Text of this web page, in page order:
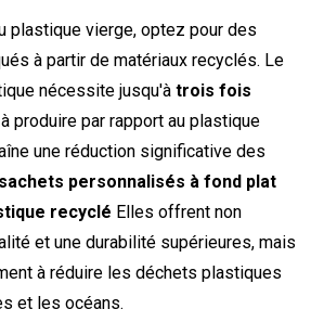
plastique vierge, optez pour des
à partir de matériaux recyclés. Le
nécessite jusqu'à trois fois
à produire par rapport au plastique
une réduction significative des
sachets personnalisés à fond plat
recyclé Elles offrent non
et une durabilité supérieures, mais
à réduire les déchets plastiques
et les océans.